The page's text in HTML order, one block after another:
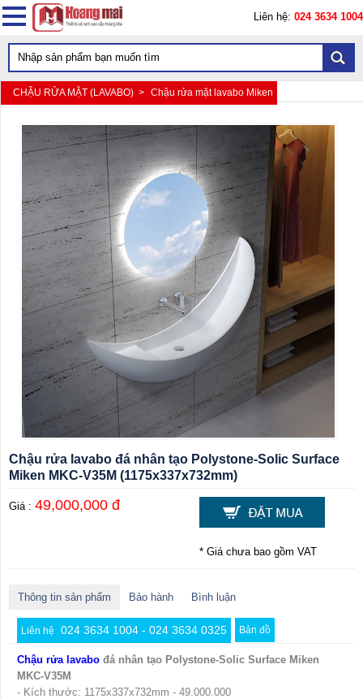
Liên hệ: 024 3634 1004
CHẬU RỬA MẶT (LAVABO) > Chậu rửa mặt lavabo Miken
Chậu rửa lavabo đá nhân tạo Polystone-Solic Surface
Miken MKC-V35M (1175x337x732mm)
Giá : 49,000,000 đ
* Giá chưa bao gồm VAT
Thông tin sản phẩm Bảo hành Bình luận
Liên hệ 024 3634 1004 - 024 3634 0325 Bản đồ
Chậu rửa lavabo đá nhân tạo Polystone-Solic Surface Miken
MKC-V35M
- Kích thước: 1175x337x732mm - 49.000.000